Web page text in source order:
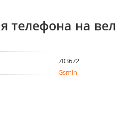
телефона на
703672
Gsmin